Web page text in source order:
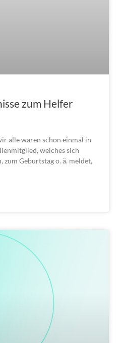
zum Helfer
alle waren schon einmal in
welches sich
zum Geburtstag o. ä. meldet,